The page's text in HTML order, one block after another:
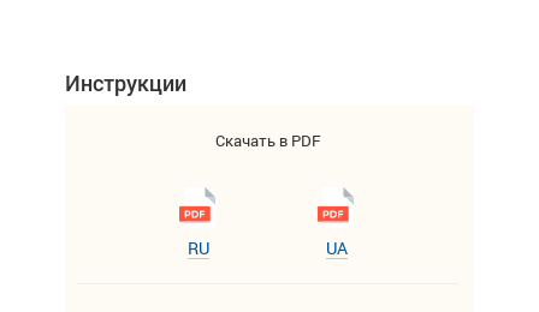
Инструкции
Скачать в PDF
RU UA